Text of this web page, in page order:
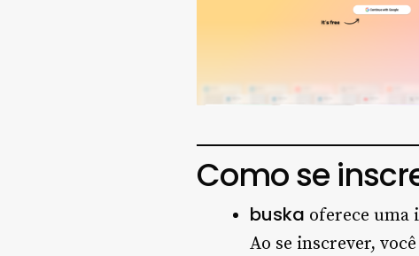
Como se
buska oferece uma
Ao se inscrever,